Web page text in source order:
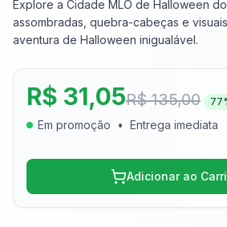
Explore a Cidade MLO de Halloween
assombradas, quebra-cabeças e
aventura de Halloween inigualável.
R$ 31,05R$ 135,00 77
Em promoção • Entrega imediata
Adicionar ao